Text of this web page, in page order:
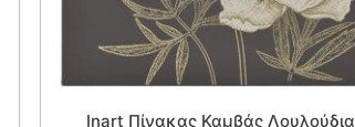
Inart Πίνακας Καμβάς Λουλούδια